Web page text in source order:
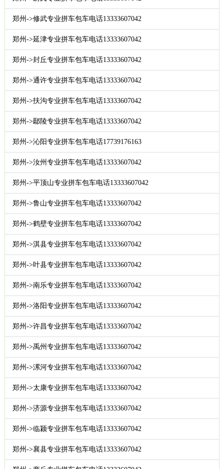
郑州->修武专业拼车包车电话13333607042
郑州->延津专业拼车包车电话13333607042
郑州->封丘专业拼车包车电话13333607042
郑州->通许专业拼车包车电话13333607042
郑州->扶沟专业拼车包车电话13333607042
郑州->鄢陵专业拼车包车电话13333607042
郑州->沁阳专业拼车包车电话17739176163
郑州->汝州专业拼车包车电话13333607042
郑州->平顶山专业拼车包车电话13333607042
郑州->鲁山专业拼车包车电话13333607042
郑州->鹤壁专业拼车包车电话13333607042
郑州->淇县专业拼车包车电话13333607042
郑州->叶县专业拼车包车电话13333607042
郑州->南乐专业拼车包车电话13333607042
郑州->洛阳专业拼车包车电话13333607042
郑州->许昌专业拼车包车电话13333607042
郑州->禹州专业拼车包车电话13333607042
郑州->漯河专业拼车包车电话13333607042
郑州->太康专业拼车包车电话13333607042
郑州->济源专业拼车包车电话13333607042
郑州->临颍专业拼车包车电话13333607042
郑州->襄县专业拼车包车电话13333607042